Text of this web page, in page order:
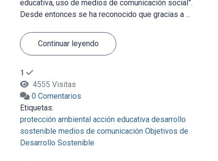
educativa, uso de medios de comunicación social”.
Desde entonces se ha reconocido que gracias a ...
Continuar leyendo
1
4555 Visitas
0 Comentarios
Etiquetas:
protección ambiental acción educativa desarrollo
sostenible medios de comunicación Objetivos de
Desarrollo Sostenible